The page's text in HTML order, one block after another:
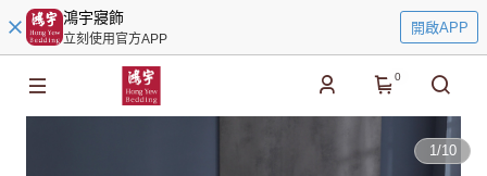
鴻宇寢飾
立刻使用官方APP
開啟APP
0
1/10